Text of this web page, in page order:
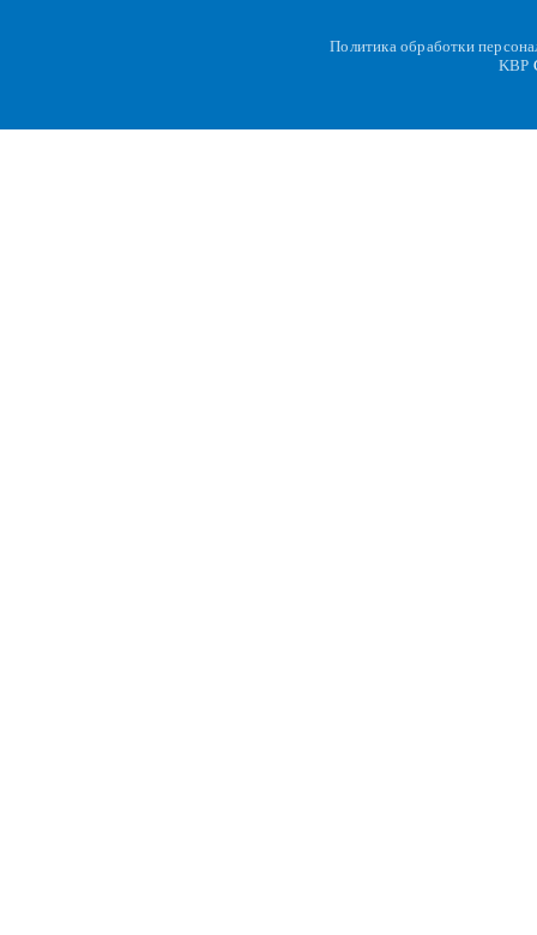
Политика обработки
KBP